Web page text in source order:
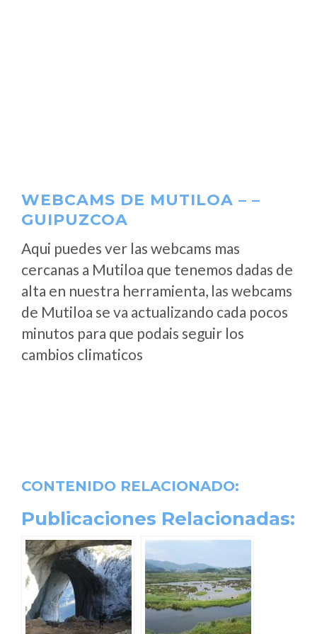
WEBCAMS DE MUTILOA – –
GUIPUZCOA
Aqui puedes ver las webcams mas
cercanas a Mutiloa que tenemos dadas de
alta en nuestra herramienta, las webcams
de Mutiloa se va actualizando cada pocos
minutos para que podais seguir los
cambios climaticos
CONTENIDO RELACIONADO:
Publicaciones Relacionadas: